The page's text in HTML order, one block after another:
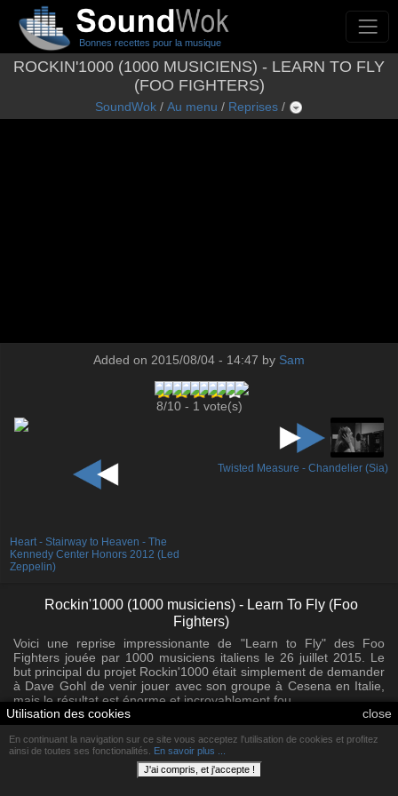
Bonnes recettes pour la musique
ROCKIN'1000 (1000 MUSICIENS) - LEARN TO FLY
(FOO FIGHTERS)
SoundWok / Au menu / Reprises /
Added on 2015/08/04 - 14:47 by Sam
8/10 - 1 vote(s)
Heart - Stairway to Heaven - The
Kennedy Center Honors 2012 (Led
Zeppelin)
Twisted Measure - Chandelier (Sia)
Rockin'1000 (1000 musiciens) - Learn To Fly (Foo
Fighters)
Voici une reprise impressionante de "Learn to Fly" des Foo
Fighters jouée par 1000 musiciens italiens le 26 juillet 2015. Le
but principal du projet Rockin'1000 était simplement de demander
à Dave Gohl de venir jouer avec son groupe à Cesena en Italie,
mais le résultat est énorme et incroyablement fou.
La performance a été dirigée par Anita Rivaroli and Alberto
Viavattene sur une idée originale de Fabio Zaffagnini, créateur de
Rockin'1000.
Utilisation des cookies close
En continuant la navigation sur ce site vous acceptez l'utilisation de cookies et profitez
ainsi de toutes ses fonctionalités. En savoir plus ...
J'ai compris, et j'accepte !